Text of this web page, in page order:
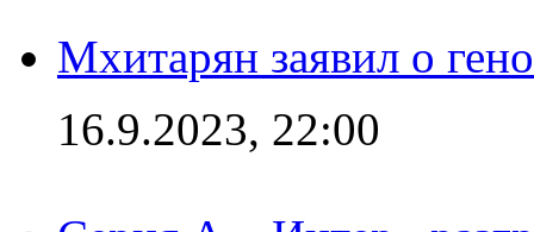
Мхитарян заявил о
16.9.2023, 22:00